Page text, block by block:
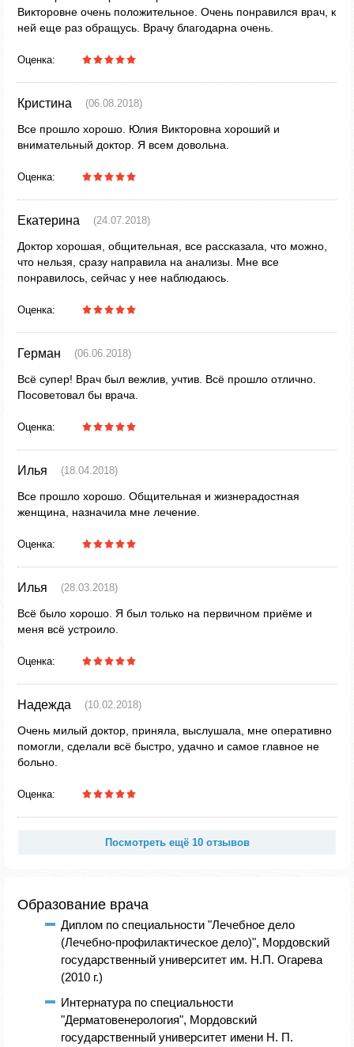
Викторовне очень положительное. Очень понравился врач, к
ней еще раз обращусь. Врачу благодарна очень.
Оценка:
Кристина (06.08.2018)
Все прошло хорошо. Юлия Викторовна хороший и
внимательный доктор. Я всем довольна.
Оценка:
Екатерина (24.07.2018)
Доктор хорошая, общительная, все рассказала, что можно,
что нельзя, сразу направила на анализы. Мне все
понравилось, сейчас у нее наблюдаюсь.
Оценка:
Герман (06.06.2018)
Всё супер! Врач был вежлив, учтив. Всё прошло отлично.
Посоветовал бы врача.
Оценка:
Илья (18.04.2018)
Все прошло хорошо. Общительная и жизнерадостная
женщина, назначила мне лечение.
Оценка:
Илья (28.03.2018)
Всё было хорошо. Я был только на первичном приёме и
меня всё устроило.
Оценка:
Надежда (10.02.2018)
Очень милый доктор, приняла, выслушала, мне оперативно
помогли, сделали всё быстро, удачно и самое главное не
больно.
Оценка:
Посмотреть ещё 10 отзывов
Образование врача
Диплом по специальности "Лечебное дело
(Лечебно-профилактическое дело)", Мордовский
государственный университет им. Н.П. Огарева
(2010 г.)
Интернатура по специальности
"Дерматовенерология", Мордовский
государственный университет имени Н. П.